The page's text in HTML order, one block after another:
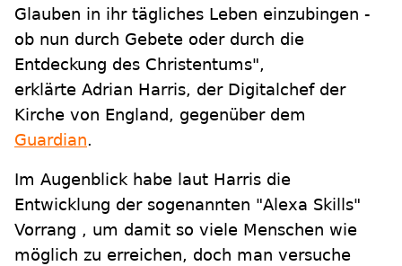
Glauben in ihr tägliches Leben einzubingen -
ob nun durch Gebete oder durch die
Entdeckung des Christentums",
erklärte Adrian Harris, der Digitalchef der
Kirche von England, gegenüber dem
Guardian.
Im Augenblick habe laut Harris die
Entwicklung der sogenannten "Alexa Skills"
Vorrang , um damit so viele Menschen wie
möglich zu erreichen, doch man versuche